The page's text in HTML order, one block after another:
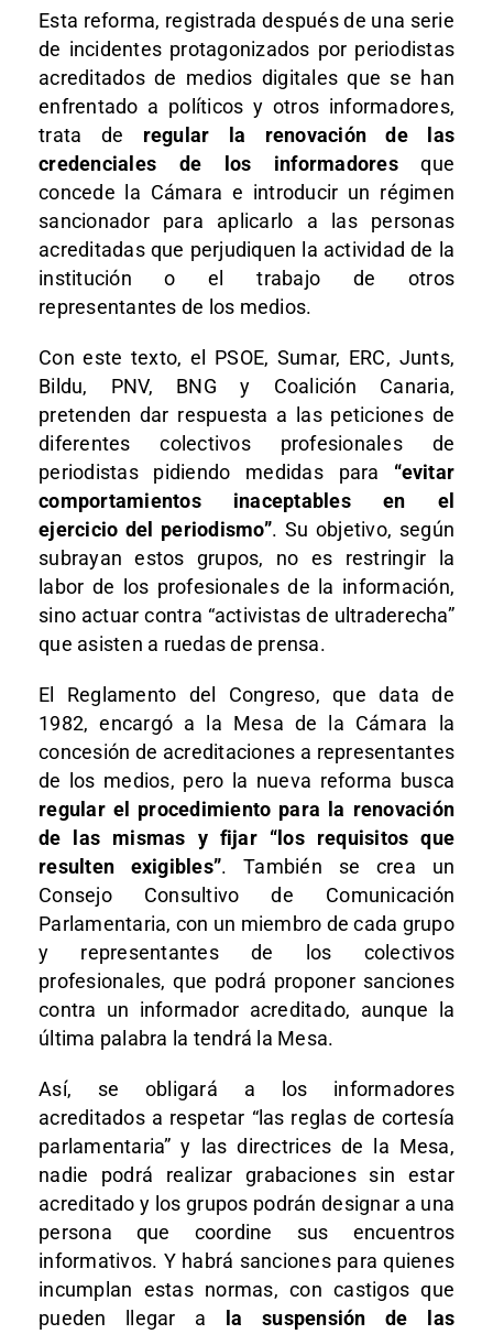
Esta reforma, registrada después de una serie
de incidentes protagonizados por periodistas
acreditados de medios digitales que se han
enfrentado a políticos y otros informadores,
trata de regular la renovación de las
credenciales de los informadoresque
concede la Cámara e introducir un régimen
sancionador para aplicarlo a las personas
acreditadas que perjudiquen la actividad de la
institución o el trabajo de otros
representantes de los medios.
Con este texto, el PSOE, Sumar, ERC, Junts,
Bildu, PNV, BNG y Coalición Canaria,
pretenden dar respuesta a las peticiones de
diferentes colectivos profesionales de
periodistas pidiendo medidas para “evitar
comportamientos inaceptables en el
ejercicio del periodismo”. Su objetivo, según
subrayan estos grupos, no es restringir la
labor de los profesionales de la información,
sino actuar contra “activistas de ultraderecha”
que asisten a ruedas de prensa.
El Reglamento del Congreso, que data de
1982, encargó a la Mesa de la Cámara la
concesión de acreditaciones a representantes
de los medios, pero la nueva reforma busca
regular el procedimiento para la renovación
de las mismas y fijar “los requisitos que
resulten exigibles”. También se crea un
Consejo Consultivo de Comunicación
Parlamentaria, con un miembro de cada grupo
y representantes de los colectivos
profesionales, que podrá proponer sanciones
contra un informador acreditado, aunque la
última palabra la tendrá la Mesa.
Así, se obligará a los informadores
acreditados a respetar “las reglas de cortesía
parlamentaria” y las directrices de la Mesa,
nadie podrá realizar grabaciones sin estar
acreditado y los grupos podrán designar a una
persona que coordine sus encuentros
informativos. Y habrá sanciones para quienes
incumplan estas normas, con castigos que
pueden llegar a
la suspensión de las